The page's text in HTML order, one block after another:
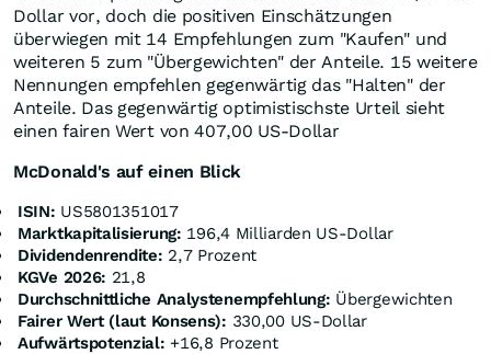
Dollar vor, doch die positiven Einschätzungen
überwiegen mit 14 Empfehlungen zum "Kaufen" und
weiteren 5 zum "Übergewichten" der Anteile. 15 weitere
Nennungen empfehlen gegenwärtig das "Halten" der
Anteile. Das gegenwärtig optimistischste Urteil sieht
einen fairen Wert von 407,00 US-Dollar
McDonald's auf einen Blick
ISIN: US5801351017
Marktkapitalisierung: 196,4 Milliarden US-Dollar
Dividendenrendite: 2,7 Prozent
KGVe 2026: 21,8
Durchschnittliche Analystenempfehlung: Übergewichten
Fairer Wert (laut Konsens): 330,00 US-Dollar
Aufwärtspotenzial: +16,8 Prozent